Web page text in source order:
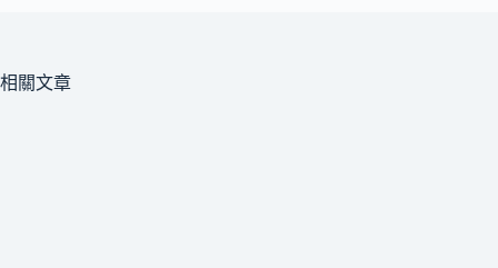
相關文章